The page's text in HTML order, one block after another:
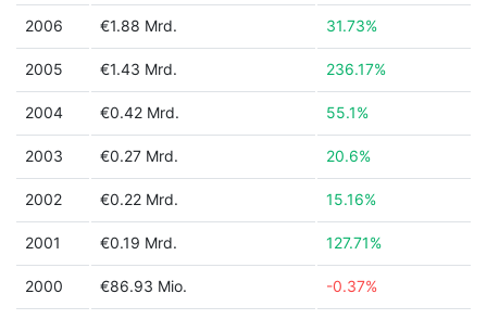
2006 €1.88 Mrd. 31.73%
2005 €1.43 Mrd. 236.17%
2004 €0.42 Mrd. 55.1%
2003 €0.27 Mrd. 20.6%
2002 €0.22 Mrd. 15.16%
2001 €0.19 Mrd. 127.71%
2000 €86.93 Mio. -0.37%